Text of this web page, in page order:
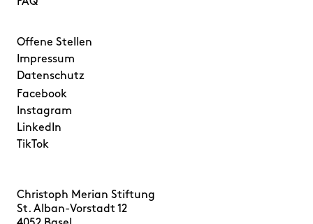
Offene Stellen
Impressum
Datenschutz
Facebook
Instagram
LinkedIn
TikTok
Christoph Merian Stiftung
St. Alban-Vorstadt 12